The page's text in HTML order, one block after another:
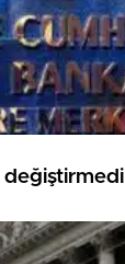
değiştirmedi